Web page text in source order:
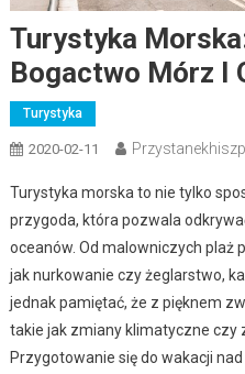
Turystyka
Bogactwo Mórz I
Turystyka
2020-02-11
Turystyka morska to nie tylko
przygoda, która pozwala
oceanów. Od malowniczych plaż
jak nurkowanie czy żeglarstwo,
jednak pamiętać, że z pięknem
takie jak zmiany klimatyczne czy
Przygotowanie się do wakacji